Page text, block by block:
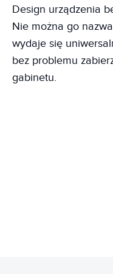
Design urządzenia
Nie można go
wydaje się
bez problemu
gabinetu.